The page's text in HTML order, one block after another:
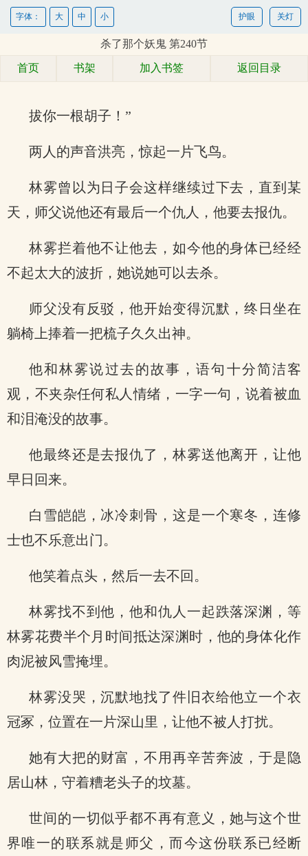
关灯
护眼
字体： 大 中 小
杀了那个妖鬼 第240节
首页 书架 加入书签 返回目录
拔你一根胡子！”
两人的声音洪亮，惊起一片飞鸟。
林雾曾以为日子会这样继续过下去，直到某
天，师父说他还有最后一个仇人，他要去报仇。
林雾拦着他不让他去，如今他的身体已经经
不起太大的波折，她说她可以去杀。
师父没有反驳，他开始变得沉默，终日坐在
躺椅上捧着一把梳子久久出神。
他和林雾说过去的故事，语句十分简洁客
观，不夹杂任何私人情绪，一字一句，说着被血
和泪淹没的故事。
他最终还是去报仇了，林雾送他离开，让他
早日回来。
白雪皑皑，冰冷刺骨，这是一个寒冬，连修
士也不乐意出门。
他笑着点头，然后一去不回。
林雾找不到他，他和仇人一起跌落深渊，等
林雾花费半个月时间抵达深渊时，他的身体化作
肉泥被风雪掩埋。
林雾没哭，沉默地找了件旧衣给他立一个衣
冠冢，位置在一片深山里，让他不被人打扰。
她有大把的财富，不用再辛苦奔波，于是隐
居山林，守着糟老头子的坟墓。
世间的一切似乎都不再有意义，她与这个世
界唯一的联系就是师父，而今这份联系已经断